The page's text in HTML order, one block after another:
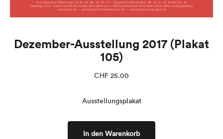
Dezember-Ausstellung 2017 (Plakat
105)
CHF 25.00
Ausstellungsplakat
In den Warenkorb